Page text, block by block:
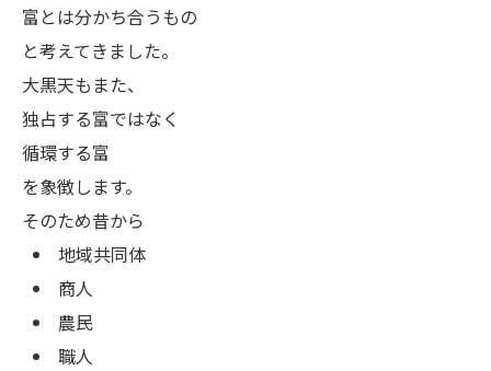
富とは分かち合うもの
と考えてきました。
大黒天もまた、
独占する富ではなく
循環する富
を象徴します。
そのため昔から
地域共同体
商人
農民
職人